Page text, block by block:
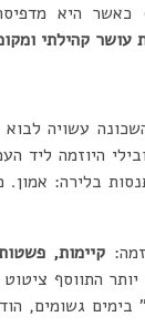
היא
קהילתי
עשויה
היוזמה ליד
בלירה:
קיימות,
בימים גשומים,